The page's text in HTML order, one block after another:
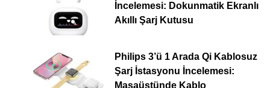
İncelemesi: Dokunmatik Ekranlı
Akıllı Şarj Kutusu
Philips 3’ü 1 Arada Qi Kablosuz
Şarj İstasyonu İncelemesi:
Masaüstünde Kablo